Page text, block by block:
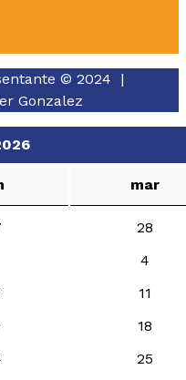
© 2024 |
Gonzalez
mar
28
4
11
18
25